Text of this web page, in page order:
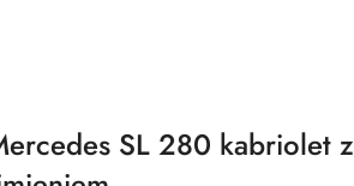
SL 280 kabriolet z